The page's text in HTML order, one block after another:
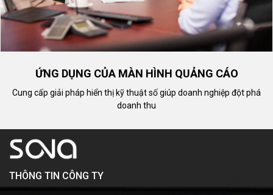
ỨNG DỤNG CỦA MÀN HÌNH QUẢNG CÁO
Cung cấp giải pháp hiển thị kỹ thuật số giúp doanh nghiệp đột phá
doanh thu
THÔNG TIN CÔNG TY